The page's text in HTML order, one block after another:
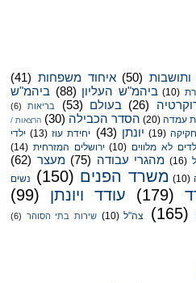
(50) איחוד משפחות (41)
(10) ביהמ"ש העליון (88) ביהמ"ש
(26) בעולם (53) בריאות (6)
עמדה (20) הסדר הכבילה (30) הרצאות /
חקיקה (19) יונתן (43) יחידת עוז (13) ילדי
לא מלווים (10) ירושלים המזרחית (14)
(16) מהגרי עבודה (75) מעצר (62)
(10) משרד הפנים (150)
נשים
(179) עודד ויונתן
(99)
(165) צה"ל (10) שירות בתי הסוהר (6)